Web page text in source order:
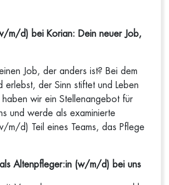
m/d) bei Korian: Dein neuer Job,
Job, der anders ist? Bei dem
erlebst, der Sinn stiftet und Leben
haben wir ein Stellenangebot für
und werde als examinierte
m/d) Teil eines Teams, das Pflege
Altenpfleger:in (w/m/d) bei uns